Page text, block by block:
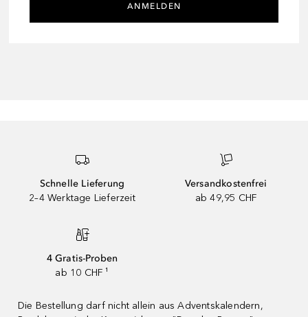
ANMELDEN
Schnelle Lieferung
2–4 Werktage Lieferzeit
Versandkostenfrei
ab 49,95 CHF
4 Gratis-Proben
ab 10 CHF ¹
Die Bestellung darf nicht allein aus Adventskalendern,